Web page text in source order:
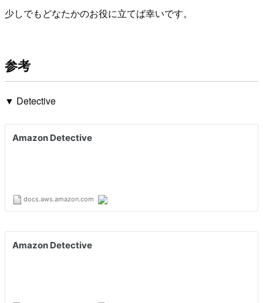
少しでもどなたかのお役に立てば幸いです。
参考
▼ Detective